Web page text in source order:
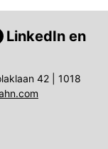
LinkedIn en
42 | 1018